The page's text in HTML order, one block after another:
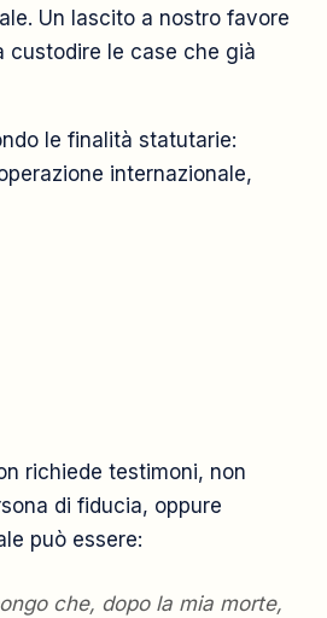
Un lascito a nostro favore
custodire le case che già
le finalità statutarie:
internazionale,
richiede testimoni, non
di fiducia, oppure
può essere:
che, dopo la mia morte,